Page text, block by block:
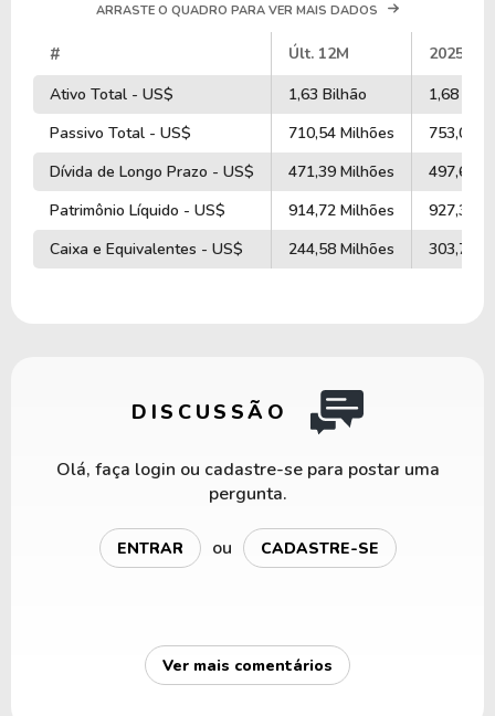
ARRASTE O QUADRO PARA VER MAIS DADOS
# Últ. 12M
2025
Ativo Total - US$
1,63 Bilhão
1,68
Passivo Total - US$
710,54 Milhões
753,00
Dívida de Longo Prazo - US$
471,39 Milhões
497,67
Patrimônio Líquido - US$
914,72 Milhões
927,37
Caixa e Equivalentes - US$
244,58 Milhões 303,70
DISCUSSÃO
Olá, faça login ou cadastre-se para postar uma
pergunta.
ENTRAR ou CADASTRE-SE
Ver mais comentários